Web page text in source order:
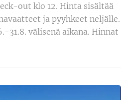
out klo 12. Hinta sisältää
ja pyyhkeet neljälle.
31.8. välisenä aikana. Hinnat